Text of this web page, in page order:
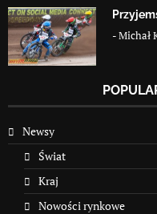
-Michał
Newsy
Świat
Kraj
Nowości rynkowe